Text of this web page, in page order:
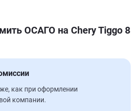
ОСАГО на Chery Tiggo 8
как при оформлении
компании.